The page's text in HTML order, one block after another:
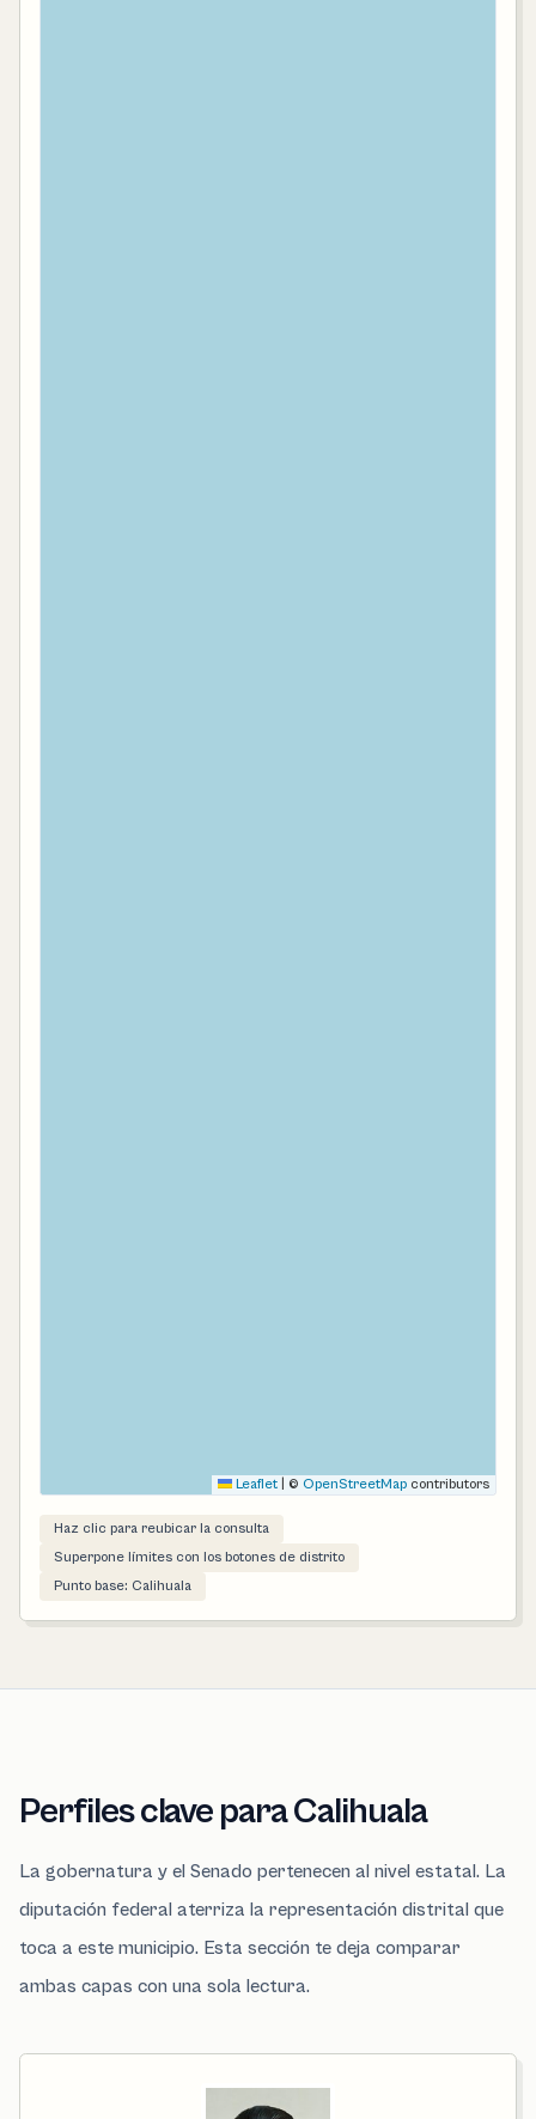
Leaflet © OpenStreetMap contributors
Haz clic para reubicar la consulta
Superpone límites con los botones de distrito
Punto base: Calihuala
Perfiles clave para Calihuala
La gobernatura y el Senado pertenecen al nivel estatal. La
diputación federal aterriza la representación distrital que
toca a este municipio. Esta sección te deja comparar
ambas capas con una sola lectura.